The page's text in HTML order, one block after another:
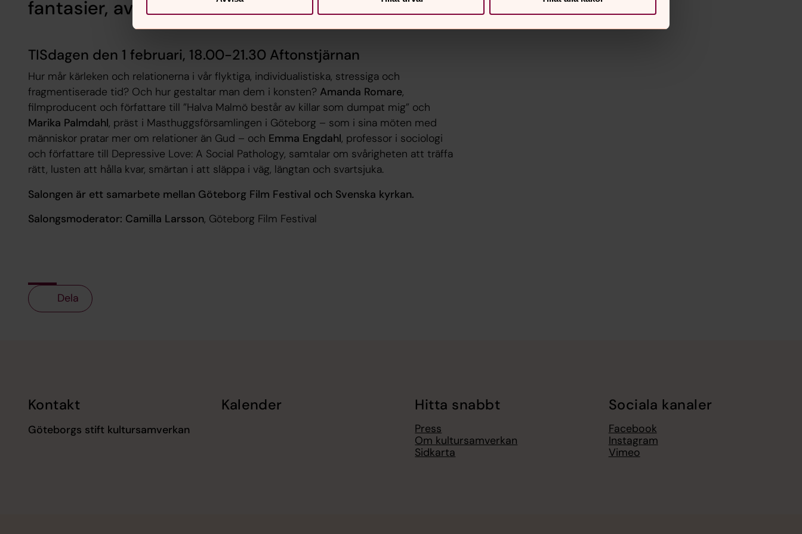
fantasier, av Ryusuke Hamaguchi
TISdagen den 1 februari, 18.00-21.30 Aftonstjärnan
Hur mår kärleken och relationerna i vår flyktiga, individualistiska, stressiga och
fragmentiserade tid? Och hur gestaltar man dem i konsten? Amanda Romare,
filmproducent och författare till ”Halva Malmö består av killar som dumpat mig” och
Marika Palmdahl, präst i Masthuggsförsamlingen i Göteborg – som i sina möten med
människor pratar mer om relationer än Gud – och Emma Engdahl, professor i sociologi
och författare till Depressive Love: A Social Pathology, samtalar om svårigheten att träffa
rätt, lusten att hålla kvar, smärtan i att släppa i väg, längtan och svartsjuka.
Salongen är ett samarbete mellan Göteborg Film Festival och Svenska kyrkan.
Salongsmoderator: Camilla Larsson, Göteborg Film Festival
Dela
Kontakt
Göteborgs stift kultursamverkan
Kalender Hitta snabbt
Press
Om kultursamverkan
Sidkarta
Sociala kanaler
Facebook
Instagram
Vimeo